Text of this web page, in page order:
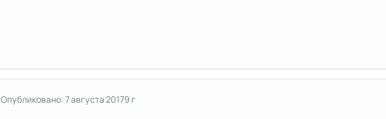
Опубликовано:7 августа 20179 г